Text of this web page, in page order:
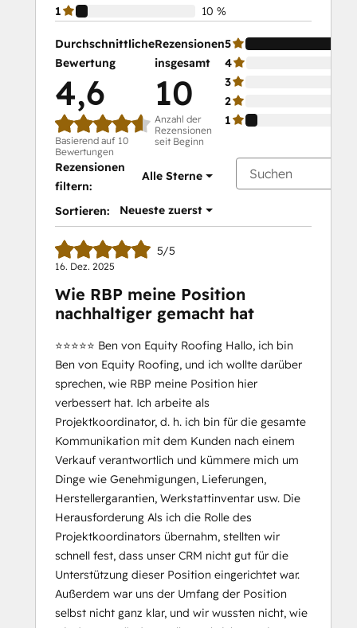
1
10 %
Durchschnittliche
Bewertung
4,6
Basierend auf 10
Bewertungen
Rezensionen
insgesamt
10
Anzahl der
Rezensionen
seit Beginn
5
4
3
2
1
Rezensionen
filtern:
Alle Sterne
Sortieren: Neueste zuerst
5/5
16. Dez. 2025
Wie RBP meine Position
nachhaltiger gemacht hat
⭐️⭐️⭐️⭐️⭐️ Ben von Equity Roofing Hallo, ich bin
Ben von Equity Roofing, und ich wollte darüber
sprechen, wie RBP meine Position hier
verbessert hat. Ich arbeite als
Projektkoordinator, d. h. ich bin für die gesamte
Kommunikation mit dem Kunden nach einem
Verkauf verantwortlich und kümmere mich um
Dinge wie Genehmigungen, Lieferungen,
Herstellergarantien, Werkstattinventar usw. Die
Herausforderung Als ich die Rolle des
Projektkoordinators übernahm, stellten wir
schnell fest, dass unser CRM nicht gut für die
Unterstützung dieser Position eingerichtet war.
Außerdem war uns der Umfang der Position
selbst nicht ganz klar, und wir wussten nicht, wie